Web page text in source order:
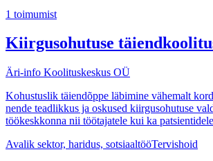
1 toimumist
Kiirgusohutuse
Äri-info Koolituskeskus OÜ
Kohustuslik täiendõppe läbimine vähemalt
nende teadlikkus ja oskused kiirgusohutuse
töökeskkonna nii töötajatele kui ka
Avalik sektor, haridus, sotsiaaltööTervishoid